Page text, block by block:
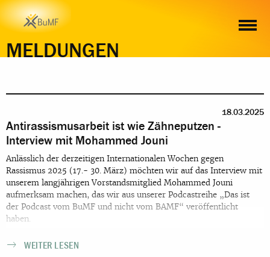
MELDUNGEN
18.03.2025
Antirassismusarbeit ist wie Zähneputzen -
Interview mit Mohammed Jouni
Anlässlich der derzeitigen Internationalen Wochen gegen
Rassismus 2025 (17.- 30. März) möchten wir auf das Interview mit
unserem langjährigen Vorstandsmitglied Mohammed Jouni
aufmerksam machen, das wir aus unserer Podcastreihe „Das ist
der Podcast vom BuMF und nicht vom BAMF“ veröffentlicht
haben.
WEITER LESEN